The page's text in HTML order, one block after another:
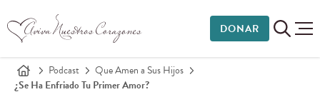
DONAR
Podcast
Que Amen a Sus Hijos
¿Se Ha Enfriado Tu Primer Amor?